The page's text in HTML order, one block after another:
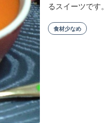
るスイーツです。
食材少なめ